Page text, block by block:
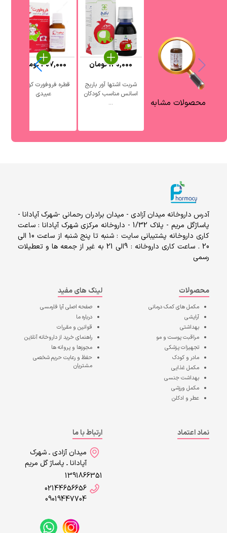
محصولات مشابه
شربت اشتها آور باریج
اسانس مناسب کودکان
...
130,000تومان
قطره فروفورت کودکان
عبیدی
407,000تومان
آدرس داروخانه میدان آزادی - میدان برادران رحمانی -شهرک آپادانا -
پاساژگل مریم - پلاک 1/32 - داروخانه مرکزی شهرک آپادانا : ساعت
کاری داروخانه پشتیبانی سایت : شنبه تا پنج شنبه از ساعت 10 الی
20 . ساعت کاری داروخانه : 9الی 21 به غیر از جمعه ها و تعطیلات
رسمی
محصولات
مکمل های کمک درمانی
آرایشی
بهداشتی
مراقبت پوست و مو
تجهیزات پزشکی
مادر و کودک
مکمل غذایی
بهداشت جنسی
مکمل ورزشی
عطر و ادکلن
لینک های مفید
صفحه اصلیآپا فارمسی
درباره ما
قوانین و مقررات
راهنمای خرید از داروخانه آنلاین
مجوزها و پروانه ها
حفظ و رعایت حریم شخصی
مشتریان
نماد اعتماد
ارتباط با ما
میدان آزادی ـ شهرک
آپادانا ـ پاساژ گل مریم
1391866351
02144656656
09019447704